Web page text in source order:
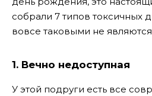
собрали 7 типов токсичных
вовсе таковыми не
1. Вечно недоступная
У этой подруги есть все